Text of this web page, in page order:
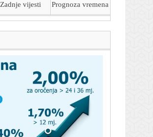
Zadnje vijesti Prognoza vremena